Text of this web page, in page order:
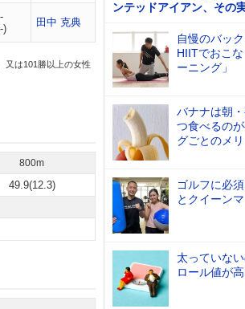
-
)
田中 克典
又は101勝以上の女性
800m
49.9(12.3)
ンテッドアイアン、その
自慢のバッ
HIITでおこ
ーニング」
バナナは朝
つ食べるの
グごとのメリ
ゴルフに必
とクイーン
太っていな
ロール値が